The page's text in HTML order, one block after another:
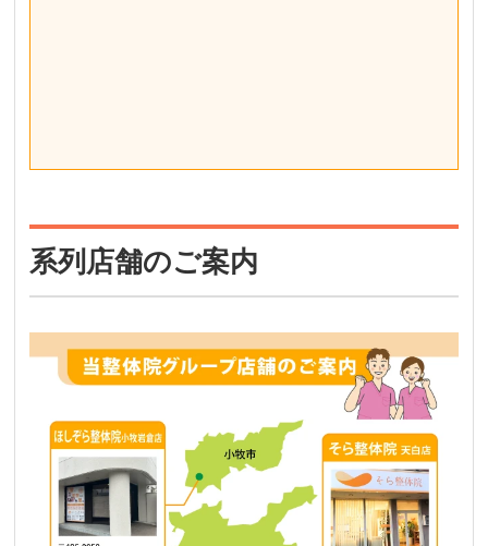
系列店舗のご案内